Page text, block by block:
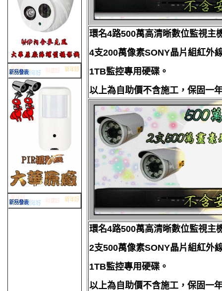
環名4路500萬高清晰數位監視主
4支200萬像素SONY晶片組紅外
1TB監控專用硬碟。
以上為自助價不含施工，保固一
環名4路500萬高清晰數位監視主
2支500萬像素SONY晶片組紅外
1TB監控專用硬碟。
以上為自助價不含施工，保固一